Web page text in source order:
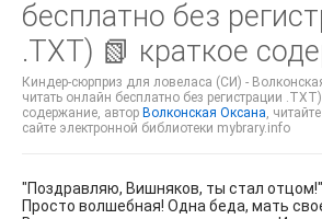
бесплатно без
.TXT) 📗 краткое
Киндер-сюрприз для ловеласа (СИ) -
читать онлайн бесплатно без регистрации
содержание, автор Волконская Оксана,
сайте электронной библиотеки mybrary.info
"Поздравляю, Вишняков, ты стал
Просто волшебная! Одна беда, мать